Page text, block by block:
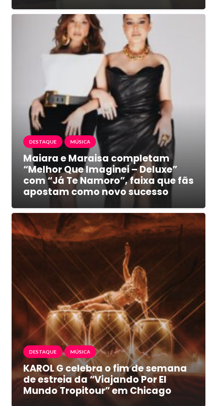
DESTAQUE MÚSICA
Maiara e Maraisa completam
“Melhor Que Imaginei – Deluxe”
com “Já Te Namoro”, faixa que fãs
apostam como novo sucesso
DESTAQUE MÚSICA
KAROL G celebra o fim de semana
de estreia da “Viajando Por El
Mundo Tropitour” em Chicago